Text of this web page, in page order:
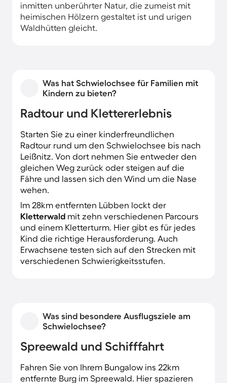
inmitten unberührter Natur, die zumeist mit
heimischen Hölzern gestaltet ist und urigen
Waldhütten gleicht.
Was hat Schwielochsee für Familien mit
Kindern zu bieten?
Radtour und Klettererlebnis
Starten Sie zu einer kinderfreundlichen
Radtour rund um den Schwielochsee bis nach
Leißnitz. Von dort nehmen Sie entweder den
gleichen Weg zurück oder steigen auf die
Fähre und lassen sich den Wind um die Nase
wehen.
Im 28km entfernten Lübben lockt der
Kletterwald mit zehn verschiedenen Parcours
und einem Kletterturm. Hier gibt es für jedes
Kind die richtige Herausforderung. Auch
Erwachsene testen sich auf den Strecken mit
verschiedenen Schwierigkeitsstufen.
Was sind besondere Ausflugsziele am
Schwielochsee?
Spreewald und Schifffahrt
Fahren Sie von Ihrem Bungalow ins 22km
entfernte Burg im Spreewald. Hier spazieren